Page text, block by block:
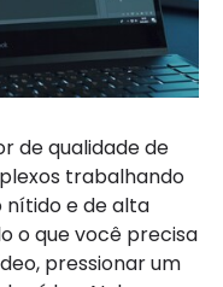
de qualidade de
trabalhando
e de alta
o que você precisa
pressionar um